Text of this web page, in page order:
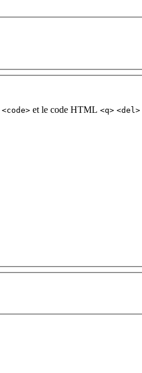
<code> et le code HTML <q> <del>